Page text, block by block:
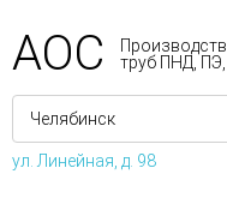
АОС
труб ПНД,
ул. Линейная, д. 98